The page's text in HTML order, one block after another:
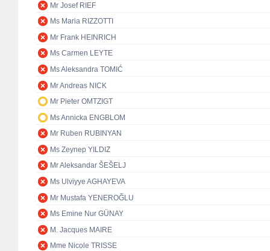
Mr Josef RIEF
Ms Maria RIZZOTTI
Mr Frank HEINRICH
Ms Carmen LEYTE
Ms Aleksandra TOMIĆ
Mr Andreas NICK
Mr Pieter OMTZIGT
Ms Annicka ENGBLOM
Mr Ruben RUBINYAN
Ms Zeynep YILDIZ
Mr Aleksandar ŠEŠELJ
Ms Ulviyye AGHAYEVA
Mr Mustafa YENEROĞLU
Ms Emine Nur GÜNAY
M. Jacques MAIRE
Mme Nicole TRISSE